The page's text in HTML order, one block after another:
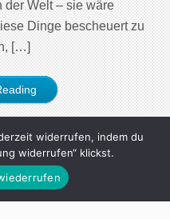
der Welt – sie wäre
Dinge bescheuert zu
[…]
widerrufen, indem du
widerrufen“ klickst.